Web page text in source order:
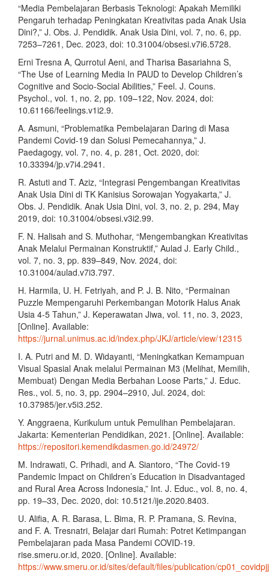
“Media Pembelajaran Berbasis Teknologi: Apakah Memiliki
Pengaruh terhadap Peningkatan Kreativitas pada Anak Usia
Dini?,” J. Obs. J. Pendidik. Anak Usia Dini, vol. 7, no. 6, pp.
7253–7261, Dec. 2023, doi: 10.31004/obsesi.v7i6.5728.
Erni Tresna A, Qurrotul Aeni, and Tharisa Basariahna S,
“The Use of Learning Media In PAUD to Develop Children’s
Cognitive and Socio-Social Abilities,” Feel. J. Couns.
Psychol., vol. 1, no. 2, pp. 109–122, Nov. 2024, doi:
10.61166/feelings.v1i2.9.
A. Asmuni, “Problematika Pembelajaran Daring di Masa
Pandemi Covid-19 dan Solusi Pemecahannya,” J.
Paedagogy, vol. 7, no. 4, p. 281, Oct. 2020, doi:
10.33394/jp.v7i4.2941.
R. Astuti and T. Aziz, “Integrasi Pengembangan Kreativitas
Anak Usia Dini di TK Kanisius Sorowajan Yogyakarta,” J.
Obs. J. Pendidik. Anak Usia Dini, vol. 3, no. 2, p. 294, May
2019, doi: 10.31004/obsesi.v3i2.99.
F. N. Halisah and S. Muthohar, “Mengembangkan Kreativitas
Anak Melalui Permainan Konstruktif,” Aulad J. Early Child.,
vol. 7, no. 3, pp. 839–849, Nov. 2024, doi:
10.31004/aulad.v7i3.797.
H. Harmila, U. H. Fetriyah, and P. J. B. Nito, “Permainan
Puzzle Mempengaruhi Perkembangan Motorik Halus Anak
Usia 4-5 Tahun,” J. Keperawatan Jiwa, vol. 11, no. 3, 2023,
[Online]. Available:
https://jurnal.unimus.ac.id/index.php/JKJ/article/view/12315
I. A. Putri and M. D. Widayanti, “Meningkatkan Kemampuan
Visual Spasial Anak melalui Permainan M3 (Melihat, Memilih,
Membuat) Dengan Media Berbahan Loose Parts,” J. Educ.
Res., vol. 5, no. 3, pp. 2904–2910, Jul. 2024, doi:
10.37985/jer.v5i3.252.
Y. Anggraena, Kurikulum untuk Pemulihan Pembelajaran.
Jakarta: Kementerian Pendidikan, 2021. [Online]. Available:
https://repositori.kemendikdasmen.go.id/24972/
M. Indrawati, C. Prihadi, and A. Siantoro, “The Covid-19
Pandemic Impact on Children’s Education in Disadvantaged
and Rural Area Across Indonesia,” Int. J. Educ., vol. 8, no. 4,
pp. 19–33, Dec. 2020, doi: 10.5121/ije.2020.8403.
U. Alifia, A. R. Barasa, L. Bima, R. P. Pramana, S. Revina,
and F. A. Tresnatri, Belajar dari Rumah: Potret Ketimpangan
Pembelajaran pada Masa Pandemi COVID-19.
rise.smeru.or.id, 2020. [Online]. Available:
https://www.smeru.or.id/sites/default/files/publication/